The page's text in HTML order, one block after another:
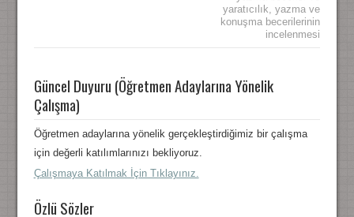
yaratıcılık,yazma ve
konuşma becerilerinin
incelenmesi
Güncel Duyuru (Öğretmen Adaylarına Yönelik
Çalışma)
Öğretmen adaylarına yönelik gerçekleştirdiğimiz bir çalışma
için değerli katılımlarınızı bekliyoruz.
Çalışmaya Katılmak İçin Tıklayınız.
Özlü Sözler